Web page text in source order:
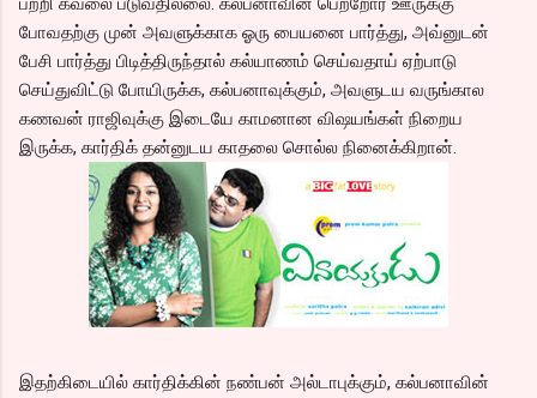
போவதற்கு முன் அவளுக்காக ஓரு பையனை பார்த்து, அவ்னுடன்
பேசி பார்த்து பிடித்திருந்தால் கல்யாணம் செய்வதாய் ஏற்பாடு
செய்துவிட்டு போயிருக்க, கல்பனாவுக்கும், அவளுடய வருங்கால
கணவன் ராஜிவுக்கு இடையே காமனான விஷயங்கள் நிறைய
இருக்க, கார்திக் தன்னுடய காதலை சொல்ல நினைக்கிறான்.
இதற்கிடையில் கார்திக்கின் நண்பன் அல்டாபுக்கும், கல்பனாவின்